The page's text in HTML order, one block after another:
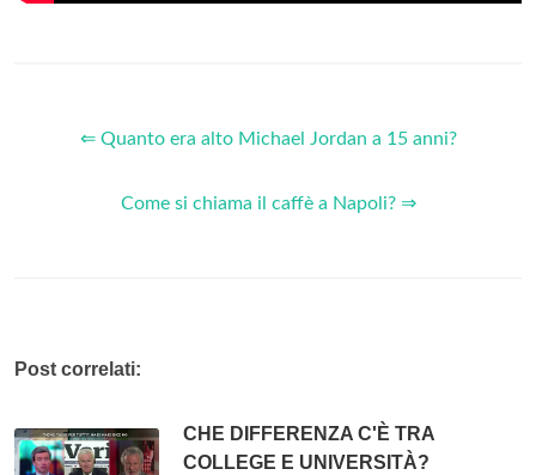
⇐ Quanto era alto Michael Jordan a 15 anni?
Come si chiama il caffè a Napoli? ⇒
Post correlati:
CHE DIFFERENZA C'È TRA
COLLEGE E UNIVERSITÀ?